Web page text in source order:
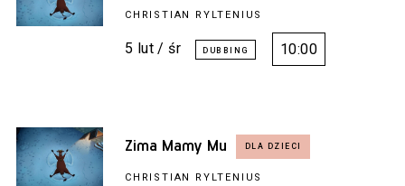
CHRISTIAN RYLTENIUS
5 lut / śr 10:00
Zima Mamy Mu
CHRISTIAN RYLTENIUS